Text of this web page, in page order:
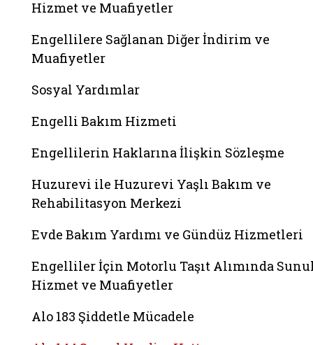
Hizmet ve Muafiyetler
Engellilere Sağlanan Diğer İndirim ve
Muafiyetler
Sosyal Yardımlar
Engelli Bakım Hizmeti
Engellilerin Haklarına İlişkin Sözleşme
Huzurevi ile Huzurevi Yaşlı Bakım ve
Rehabilitasyon Merkezi
Evde Bakım Yardımı ve Gündüz Hizmetleri
Engelliler İçin Motorlu Taşıt Alımında
Hizmet ve Muafiyetler
Alo 183 Şiddetle Mücadele